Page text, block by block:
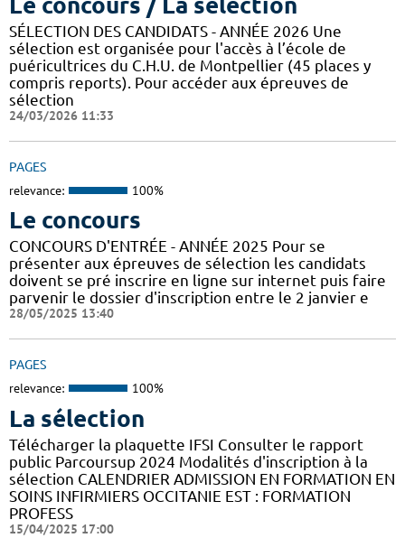
SÉLECTION DES CANDIDATS - ANNÉE 2026 Une
sélection est organisée pour l'accès à l’école de
puéricultrices du C.H.U. de Montpellier (45 places y
compris reports). Pour accéder aux épreuves de
sélection
24/03/2026 11:33
PAGES
relevance: 100%
Le concours
CONCOURS D'ENTRÉE - ANNÉE 2025 Pour se
présenter aux épreuves de sélection les candidats
doivent se pré inscrire en ligne sur internet puis faire
parvenir le dossier d'inscription entre le 2 janvier e
28/05/2025 13:40
PAGES
relevance: 100%
La sélection
Télécharger la plaquette IFSI Consulter le rapport
public Parcoursup 2024 Modalités d'inscription à la
sélection CALENDRIER ADMISSION EN FORMATION EN
SOINS INFIRMIERS OCCITANIE EST : FORMATION
PROFESS
15/04/2025 17:00